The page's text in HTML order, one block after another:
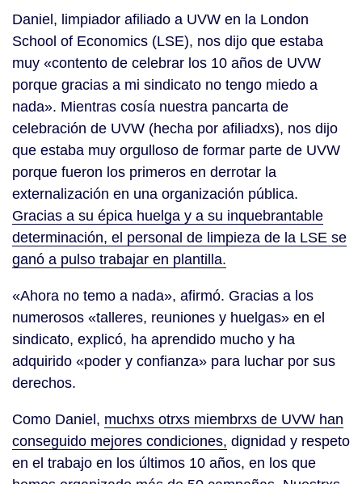
Daniel, limpiador afiliado a UVW en la London
School of Economics (LSE), nos dijo que estaba
muy «contento de celebrar los 10 años de UVW
porque gracias a mi sindicato no tengo miedo a
nada». Mientras cosía nuestra pancarta de
celebración de UVW (hecha por afiliadxs), nos dijo
que estaba muy orgulloso de formar parte de UVW
porque fueron los primeros en derrotar la
externalización en una organización pública.
Gracias a su épica huelga y a su inquebrantable
determinación, el personal de limpieza de la LSE se
ganó a pulso trabajar en plantilla.
«Ahora no temo a nada», afirmó. Gracias a los
numerosos «talleres, reuniones y huelgas» en el
sindicato, explicó, ha aprendido mucho y ha
adquirido «poder y confianza» para luchar por sus
derechos.
Como Daniel, muchxs otrxs miembrxs de UVW han
conseguido mejores condiciones, dignidad y respeto
en el trabajo en los últimos 10 años, en los que